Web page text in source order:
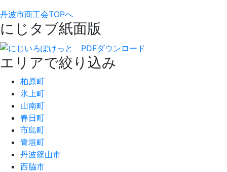
丹波市商工会TOPへ
にじタブ紙面版
エリアで絞り込み
柏原町
氷上町
山南町
春日町
市島町
青垣町
丹波篠山市
西脇市